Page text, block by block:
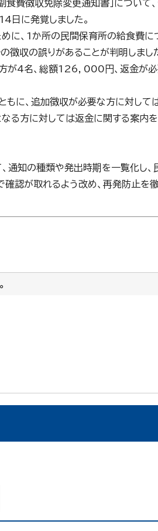
費徴収免除変更通知書」について
日に発覚しました。
に、1か所の民間保育所の給食費に
収の誤りがあることが判明しまし
が4名、総額126，000円、返金が
もに、追加徴収が必要な方に対して
る方に対しては返金に関する案内
通知の種類や発出時期を一覧化し、
確認が取れるよう改め、再発防止を